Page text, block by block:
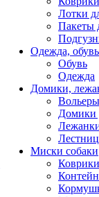
Лотки
Пакеты
Одежда, обувь
Обувь
Одежда
Домики,
Домики
Миски собаки